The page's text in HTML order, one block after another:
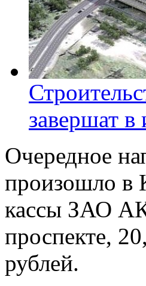
завершат
Очередное
произошло в
кассы ЗАО
проспекте,
рублей.